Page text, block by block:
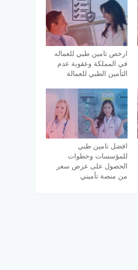
ارخص تامين طبي للعماله
في المملكة وعقوبة عدم
التأمين الطبي للعمالة
افضل تامين طبي
للمؤسسات وخطوات
الحصول على عرض سعر
من منصة تأميني